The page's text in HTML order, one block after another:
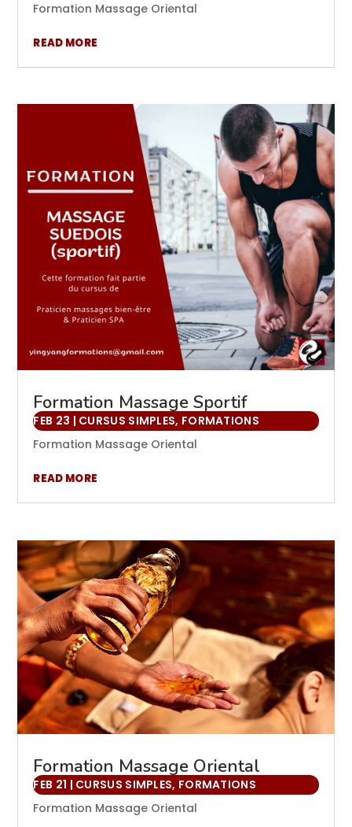
Formation Massage Oriental
READ MORE
Formation Massage Sportif
FEB 23 | CURSUS SIMPLES, FORMATIONS
Formation Massage Oriental
READ MORE
Formation Massage Oriental
FEB 21 | CURSUS SIMPLES, FORMATIONS
Formation Massage Oriental